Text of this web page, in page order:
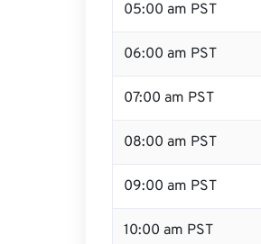
05:00 am PST
06:00 am PST
07:00 am PST
08:00 am PST
09:00 am PST
10:00 am PST